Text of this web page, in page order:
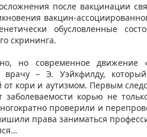
после вакцинации
вакцин-
обусловленные
скрининга.
но современное
врачу – Э. Уэйкфилду,
от кори и аутизмом. Первым
заболеваемости корью не
проверили и
права заниматься